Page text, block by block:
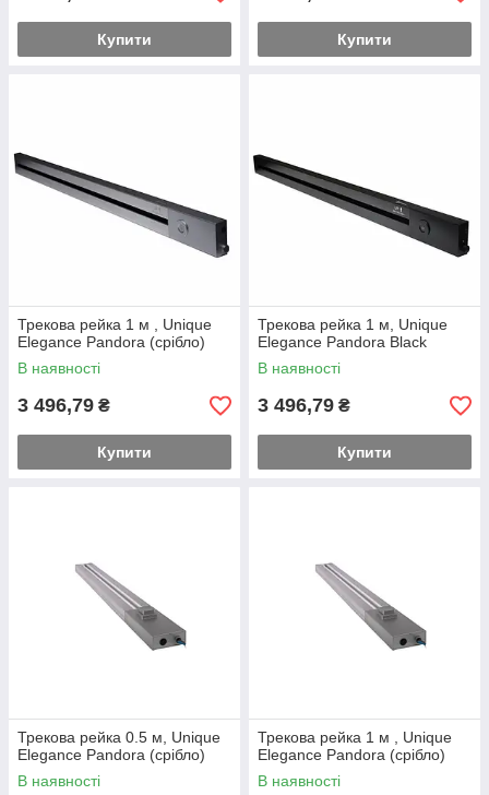
Купити Купити
Трекова рейка 1 м , Unique
Elegance Pandora (срібло)
В наявності
3 496,79 ₴
Купити
Трекова рейка 1 м, Unique
Elegance Pandora Black
В наявності
3 496,79 ₴
Купити
Трекова рейка 0.5 м, Unique
Elegance Pandora (срібло)
В наявності
Трекова рейка 1 м , Unique
Elegance Pandora (срібло)
В наявності